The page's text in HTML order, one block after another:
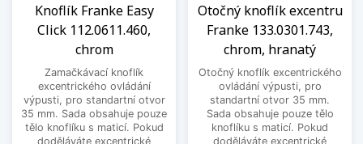
Knoflík Franke Easy
Click 112.0611.460,
chrom
Zamačkávací knoflík
excentrického ovládání
výpusti, pro standartní otvor
35 mm. Sada obsahuje pouze
tělo knoflíku s maticí. Pokud
doděláváte excentrické
Otočný knoflík excentru
Franke 133.0301.743,
chrom, hranatý
Otočný knoflík excentrického
ovládání výpusti, pro
standartní otvor 35 mm.
Sada obsahuje pouze tělo
knoflíku s maticí. Pokud
doděláváte excentrické